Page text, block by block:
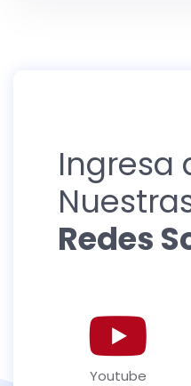
Ingresa
Redes
Youtube